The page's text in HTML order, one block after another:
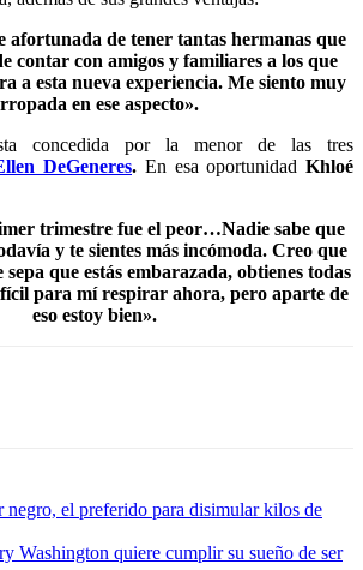
afortunada de tener tantas hermanas que
contar con amigos y familiares a los que
a esta nueva experiencia. Me siento muy
en ese aspecto».
concedida por la menor de las tres
DeGeneres. En esa oportunidad Khloé
trimestre fue el peor…Nadie sabe que
y te sientes más incómoda. Creo que
que estás embarazada, obtienes todas
para mí respirar ahora, pero aparte de
eso estoy bien».
negro, el preferido para disimular kilos de
Washington quiere cumplir su sueño de ser